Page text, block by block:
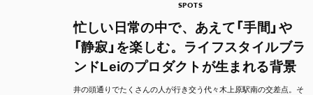
SPOTS
忙しい日常の中で、あえて「手間」や
「静寂」を楽しむ。ライフスタイルブラ
ンドLeiのプロダクトが生まれる背景
井の頭通りでたくさんの人が行き交う代々木上原駅南の交差点。そ